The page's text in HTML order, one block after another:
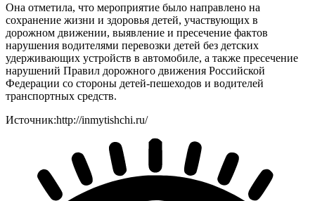
Она отметила, что мероприятие было направлено на
сохранение жизни и здоровья детей, участвующих в
дорожном движении, выявление и пресечение фактов
нарушения водителями перевозки детей без детских
удерживающих устройств в автомобиле, а также пресечение
нарушений Правил дорожного движения Российской
Федерации со стороны детей-пешеходов и водителей
транспортных средств.
Источник:http://inmytishchi.ru/